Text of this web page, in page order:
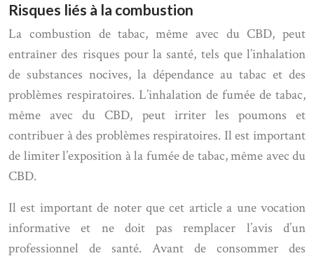
Risques liés à la combustion
La combustion de tabac, même avec du CBD, peut
entraîner des risques pour la santé, tels que l’inhalation
de substances nocives, la dépendance au tabac et des
problèmes respiratoires. L’inhalation de fumée de tabac,
même avec du CBD, peut irriter les poumons et
contribuer à des problèmes respiratoires. Il est important
de limiter l’exposition à la fumée de tabac, même avec du
CBD.
Il est important de noter que cet article a une vocation
informative et ne doit pas remplacer l’avis d’un
professionnel de santé. Avant de consommer des